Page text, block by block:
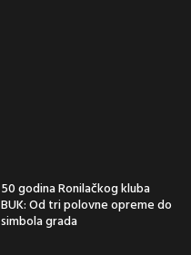
50 godina Ronilačkog kluba
BUK: Od tri polovne opreme do
simbola grada